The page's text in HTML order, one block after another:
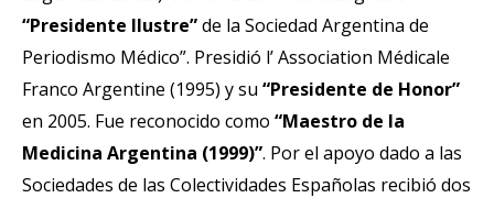
“Presidente Ilustre”de la Sociedad Argentina de
Periodismo Médico”. Presidió l’ Association Médicale
Franco Argentine (1995) y su “Presidente de Honor”
en 2005. Fue reconocido como “Maestro de la
Medicina Argentina (1999)”. Por el apoyo dado a las
Sociedades de las Colectividades Españolas recibió dos